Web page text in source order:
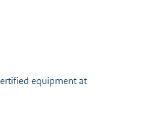
equipment at